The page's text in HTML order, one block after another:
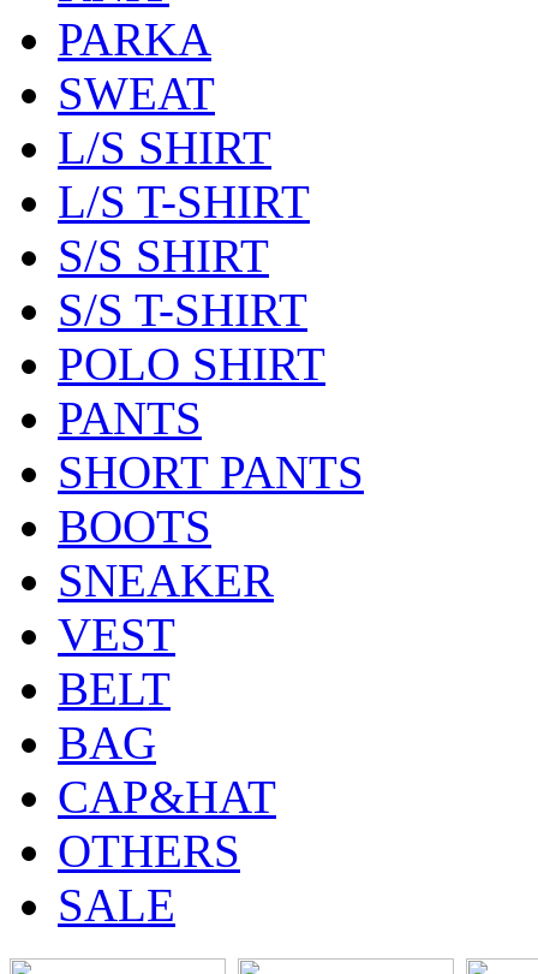
PARKA
SWEAT
L/S SHIRT
L/S T-SHIRT
S/S SHIRT
S/S T-SHIRT
POLO SHIRT
PANTS
SHORT PANTS
BOOTS
SNEAKER
VEST
BELT
BAG
CAP&HAT
OTHERS
SALE